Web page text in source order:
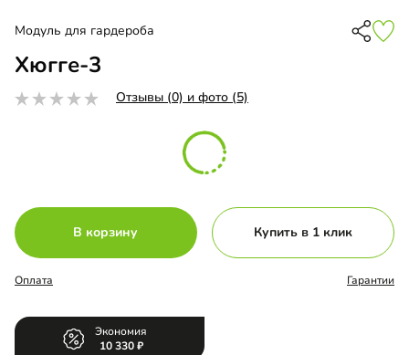
Модуль для гардероба
Хюгге-3
Отзывы (0) и фото (5)
В корзину Купить в 1 клик
Оплата Гарантии
Экономия
10 330